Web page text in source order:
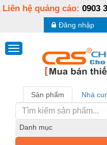
Liên hệ quảng cáo: 0903
Đăng nhập
Sản phẩm Nhà
Danh mục